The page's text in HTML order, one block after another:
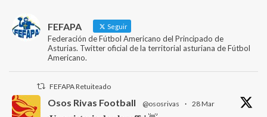
FEFAPA Seguir
Federación de Fútbol Americano del Principado de
Asturias. Twitter oficial de la territorial asturiana de Fútbol
Americano.
FEFAPA Retuiteado
Osos Rivas Football @ososrivas · 28 Mar